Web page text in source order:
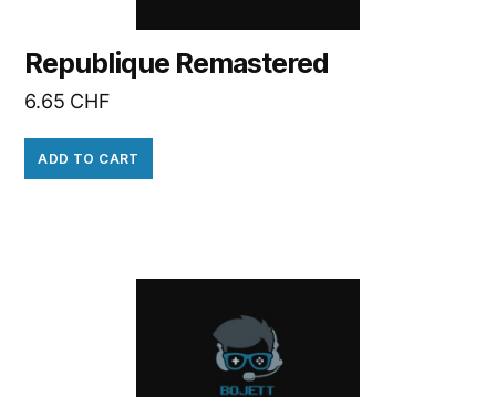
Republique Remastered
6.65 CHF
ADD TO CART